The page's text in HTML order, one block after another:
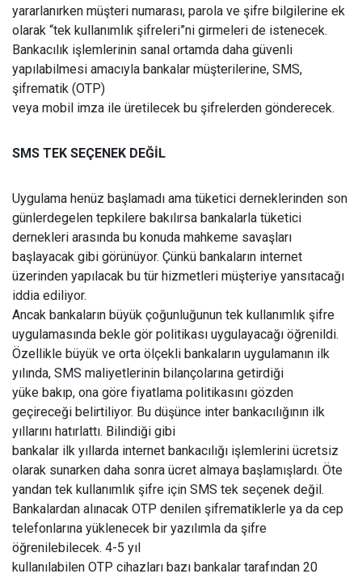
yararlanırken müşteri numarası, parola ve şifre bilgilerine ek
olarak “tek kullanımlık şifreleri”ni girmeleri de istenecek.
Bankacılık işlemlerinin sanal ortamda daha güvenli
yapılabilmesi amacıyla bankalar müşterilerine, SMS,
şifrematik (OTP)
veya mobil imza ile üretilecek bu şifrelerden gönderecek.
SMS TEK SEÇENEK DEĞİL
Uygulama henüz başlamadı ama tüketici derneklerinden son
günlerdegelen tepkilere bakılırsa bankalarla tüketici
dernekleri arasında bu konuda mahkeme savaşları
başlayacak gibi görünüyor. Çünkü bankaların internet
üzerinden yapılacak bu tür hizmetleri müşteriye yansıtacağı
iddia ediliyor.
Ancak bankaların büyük çoğunluğunun tek kullanımlık şifre
uygulamasında bekle gör politikası uygulayacağı öğrenildi.
Özellikle büyük ve orta ölçekli bankaların uygulamanın ilk
yılında, SMS maliyetlerinin bilançolarına getirdiği
yüke bakıp, ona göre fiyatlama politikasını gözden
geçireceği belirtiliyor. Bu düşünce inter bankacılığının ilk
yıllarını hatırlattı. Bilindiği gibi
bankalar ilk yıllarda internet bankacılığı işlemlerini ücretsiz
olarak sunarken daha sonra ücret almaya başlamışlardı. Öte
yandan tek kullanımlık şifre için SMS tek seçenek değil.
Bankalardan alınacak OTP denilen şifrematiklerle ya da cep
telefonlarına yüklenecek bir yazılımla da şifre
öğrenilebilecek. 4-5 yıl
kullanılabilen OTP cihazları bazı bankalar tarafından 20